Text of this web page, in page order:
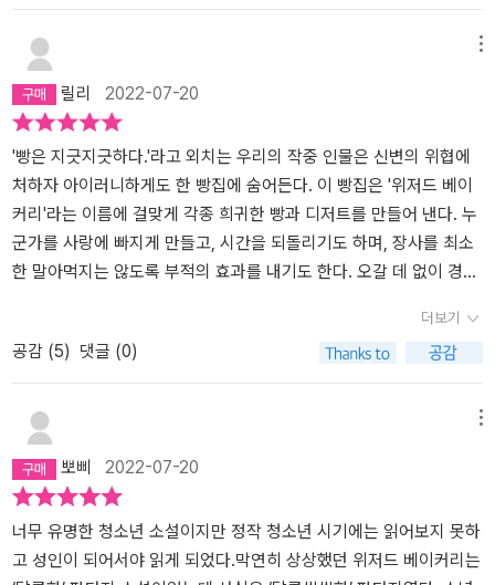
서 시간과 역사를 이루고 그 누구도 부정할 수 없는 개별적 세계가 빚
어지기 때문이다. 그 과정에서 우리는 이별, 아픔, 상처, 억센 슬픔의
순간들을 겪게 된다. 하지만, 당시에는 감당할 수 없을 것만 같았던 상
실과 결핍의 경험들도 치유의 시간을 거치고 나면 곧 일상이 되어 인
생의 한 부분으로 녹아든다. 삶이 궤도를 이탈하였을 때 우리는 어디
에서 다시 살아갈 이유를 찾을 수 있을까? 삶을 완전히 통제하여 온전
히 행복한 상태에 도달하는 것이 가능한 것일까? 아니 행복을 논하기
전에 우리의 삶 속에서 완벽히 통제가 가능한 영역이 존재할 수 있을
까? 우리는 우리에게 일어날 일을 완벽히 통제하고 선택하지 못한다.
다만 이미 발생하여 현실이 되어버린 상황에 대해 대처하는 방식을
상을 살아간다. 우리를 만드는 것은 경험 그 자체가 아니라 그 경험에
반응하는 태도와 신념이라고 할 수 있다. 이러한 태도와 신념들이 결
국 우리가 삶을 대하는 자세가 되고, 행복에 대한 가치를 만드는 것일
것이다. 영화 <매트릭스>에서 모피어스는 매트릭스는 진실을 보지
못하도록 눈을 가리는 세계를 의미하며, 이는 모든 곳에 존재한다고
말한다. 그리고 네오에게 두 가지 형태의 알약을 건넨다. 파란 알약은
비록 허구로 이루어진 세계이지만 그러한 현실에 안주하며 살 수 있
는 약이고, 빨간 알약은 참혹하고 고통스럽지만 거짓을 꿰뚫고 불편
한 진실을 바라볼 수 있는 약이다. 네오는 단 한 번의 돌이킬 수 없는
릴리 2022-07-20
'빵은 지긋지긋하다.'라고 외치는 우리의 작중 인물은 신변의 위협에
처하자 아이러니하게도 한 빵집에 숨어든다. 이 빵집은 '위저드 베이
커리'라는 이름에 걸맞게 각종 희귀한 빵과 디저트를 만들어 낸다. 누
군가를 사랑에 빠지게 만들고, 시간을 되돌리기도 하며, 장사를 최소
한 말아먹지는 않도록 부적의 효과를 내기도 한다. 오갈 데 없이 경찰
도 하지 않은 채로 숨겨준다. 누구에게도 개방된 적 없던 오븐의 통로
를 열어 자신의 내밀한 부분을 드러내면서 이들의 관계는 시작된
다.'그렇지만 그게 내 탓은 아니잖아. 나는 단지 거기 존재했을 뿐인
데.(36쪽)'잘못된 때와 장소에 존재한 죄로 아이는 쫓기듯이 빵집으
로 도망쳐 나왔다. 새 가족에게 갑작스레 범죄자로 몰리던 순간과 친
엄마에게 청량리역에서 버려지던 장면이 오버랩되면서 아이는 자기
존재의 타당성에 대해 묻지 않을 수 없다. 존재한다는 것만으로 죄가
될 수 있다는 생각과 모든 일이 자신의 탓일 리는 없다는 좌절이 머릿
속에서 뒤엉킨다. 그런 아이를 위로하는 건 '빵'이다. '빵'은 제대로 끼
더보기
공감 (5) 댓글 (0)
뽀삐 2022-07-20
너무 유명한 청소년 소설이지만 정작 청소년 시기에는 읽어보지 못하
고 성인이 되어서야 읽게 되었다.막연히 상상했던 위저드 베이커리는